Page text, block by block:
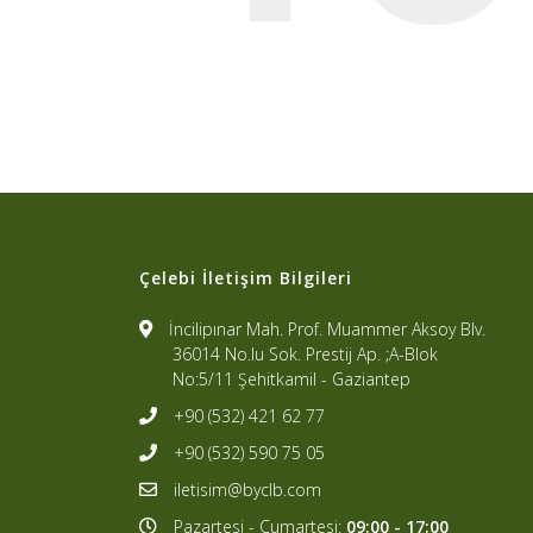
Çelebi İletişim Bilgileri
İncilipınar Mah. Prof. Muammer Aksoy Blv.
36014 No.lu Sok. Prestij Ap. ;A-Blok
No:5/11 Şehitkamil - Gaziantep
+90 (532) 421 62 77
+90 (532) 590 75 05
iletisim@byclb.com
Pazartesi - Cumartesi: 09:00 - 17:00